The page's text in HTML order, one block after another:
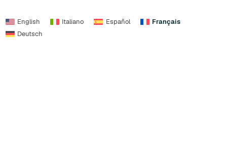
English Italiano Español
Français
Deutsch